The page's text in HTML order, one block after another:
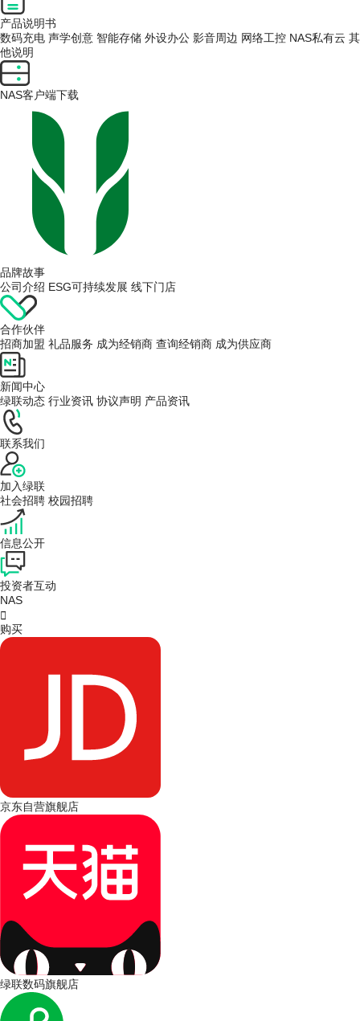
产品说明书
数码充电 声学创意 智能存储 外设办公 影音周边 网络工控 NAS私有云 其
他说明
NAS客户端下载
品牌故事
公司介绍 ESG可持续发展 线下门店
合作伙伴
招商加盟 礼品服务 成为经销商 查询经销商 成为供应商
新闻中心
绿联动态 行业资讯 协议声明 产品资讯
联系我们
加入绿联
社会招聘 校园招聘
信息公开
投资者互动
NAS

购买
京东自营旗舰店
绿联数码旗舰店